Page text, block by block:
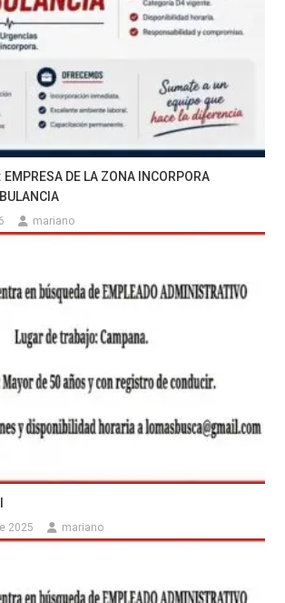
EMPRESA DE LA ZONA INCORPORA
mariano
2025 mariano